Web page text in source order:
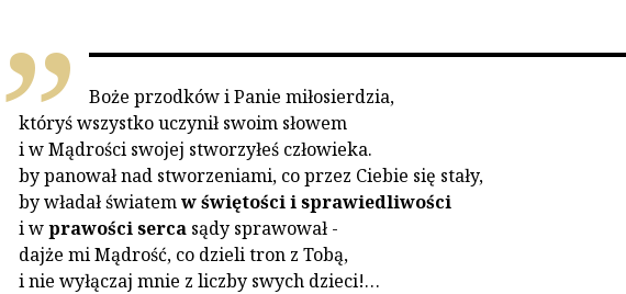
Boże przodków i Panie miłosierdzia,
któryś wszystko uczynił swoim słowem
i w Mądrości swojej stworzyłeś człowieka.
by panował nad stworzeniami, co przez Ciebie się stały,
by władał światemw świętości i sprawiedliwości
i wprawości sercasądy sprawował -
dajże mi Mądrość, co dzieli tron z Tobą,
i nie wyłączaj mnie z liczby swych dzieci!…